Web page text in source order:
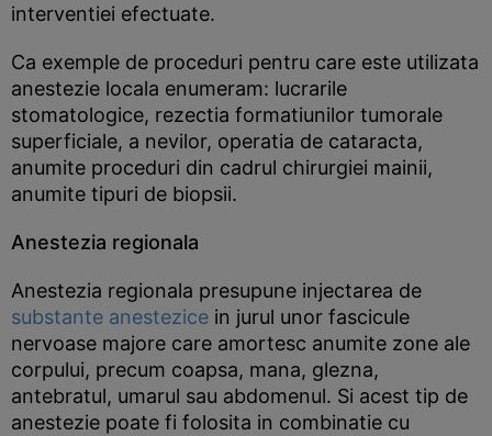
interventiei efectuate.
Ca exemple de proceduri pentru care este utilizata
anestezie locala enumeram: lucrarile
stomatologice, rezectia formatiunilor tumorale
superficiale, a nevilor, operatia de cataracta,
anumite proceduri din cadrul chirurgiei mainii,
anumite tipuri de biopsii.
Anestezia regionala
Anestezia regionala presupune injectarea de
substante anestezice in jurul unor fascicule
nervoase majore care amortesc anumite zone ale
corpului, precum coapsa, mana, glezna,
antebratul, umarul sau abdomenul. Si acest tip de
anestezie poate fi folosita in combinatie cu